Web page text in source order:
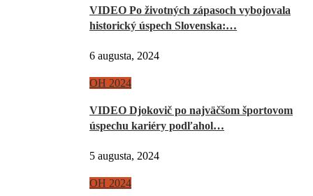
VIDEO Po životných zápasoch vybojovala
historický úspech Slovenska:…
6 augusta, 2024
OH 2024
VIDEO Djokovič po najväčšom športovom
úspechu kariéry podľahol…
5 augusta, 2024
OH 2024